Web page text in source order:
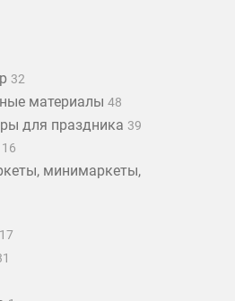
32
материалы 48
для праздника 39
16
минимаркеты,
17